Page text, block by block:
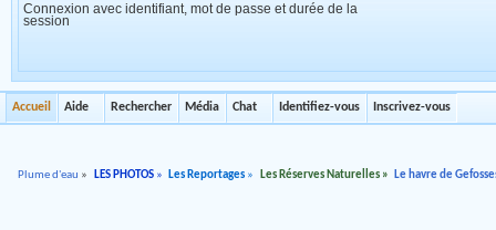
Connexion avec identifiant, mot de passe et durée de la
session
Accueil Aide Rechercher Média Chat Identifiez-vous Inscrivez-vous
Plume d'eau » LES PHOTOS » Les Reportages » Les Réserves Naturelles» Le havre de